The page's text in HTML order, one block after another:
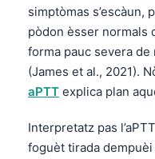
simptòmas s’escàun,
pòdon èsser normals
forma pauc severa
(James et al., 2021).
aPTT explica plan
Interpretatz pas
foguèt tirada
Italiano
Português
Ελληνικά
Türkçe
Română